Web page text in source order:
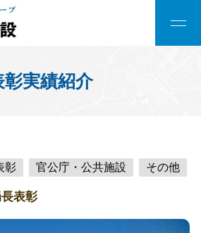
実績紹介
彰 官公庁・公共施設 その他
表彰